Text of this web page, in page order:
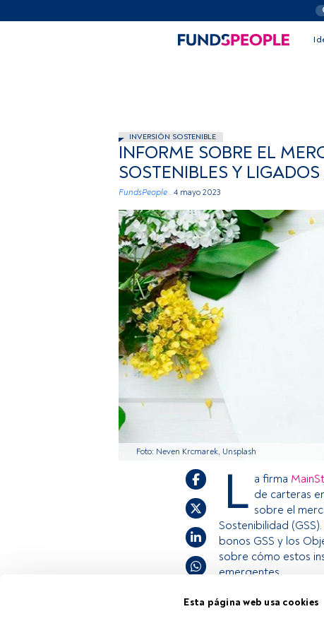
Esta página web usa cookies
INVERSIÓN SOSTENIBLE
INFORME SOBRE EL
SOSTENIBLES Y
FundsPeople . 4 mayo 2023
Foto: Neven Krcmarek, Unsplash
L a firma
de carteras
sobre el
Sostenibilidad
bonos GSS y los
sobre cómo estos
emergentes.